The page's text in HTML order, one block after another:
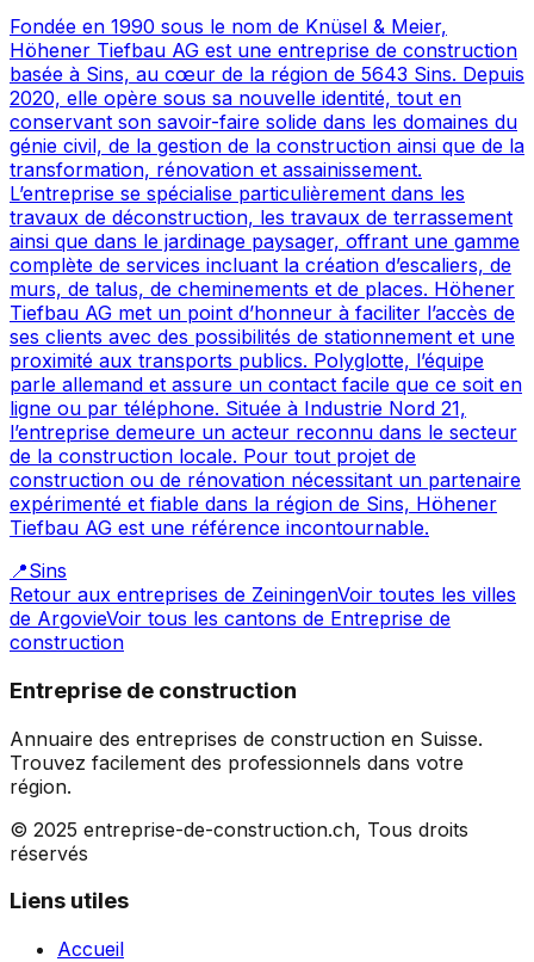
Fondée en 1990 sous le nom de Knüsel & Meier,
Höhener Tiefbau AG est une entreprise de construction
basée à Sins, au cœur de la région de 5643 Sins. Depuis
2020, elle opère sous sa nouvelle identité, tout en
conservant son savoir-faire solide dans les domaines du
génie civil, de la gestion de la construction ainsi que de la
transformation, rénovation et assainissement.
L’entreprise se spécialise particulièrement dans les
travaux de déconstruction, les travaux de terrassement
ainsi que dans le jardinage paysager, offrant une gamme
complète de services incluant la création d’escaliers, de
murs, de talus, de cheminements et de places. Höhener
Tiefbau AG met un point d’honneur à faciliter l’accès de
ses clients avec des possibilités de stationnement et une
proximité aux transports publics. Polyglotte, l’équipe
parle allemand et assure un contact facile que ce soit en
ligne ou par téléphone. Située à Industrie Nord 21,
l’entreprise demeure un acteur reconnu dans le secteur
de la construction locale. Pour tout projet de
construction ou de rénovation nécessitant un partenaire
expérimenté et fiable dans la région de Sins, Höhener
Tiefbau AG est une référence incontournable.
📍Sins
Retour aux entreprises de ZeiningenVoir toutes les villes
de ArgovieVoir tous les cantons de Entreprise de
construction
Entreprise de construction
Annuaire des entreprises de construction en Suisse.
Trouvez facilement des professionnels dans votre
région.
© 2025 entreprise-de-construction.ch, Tous droits
réservés
Liens utiles
Accueil